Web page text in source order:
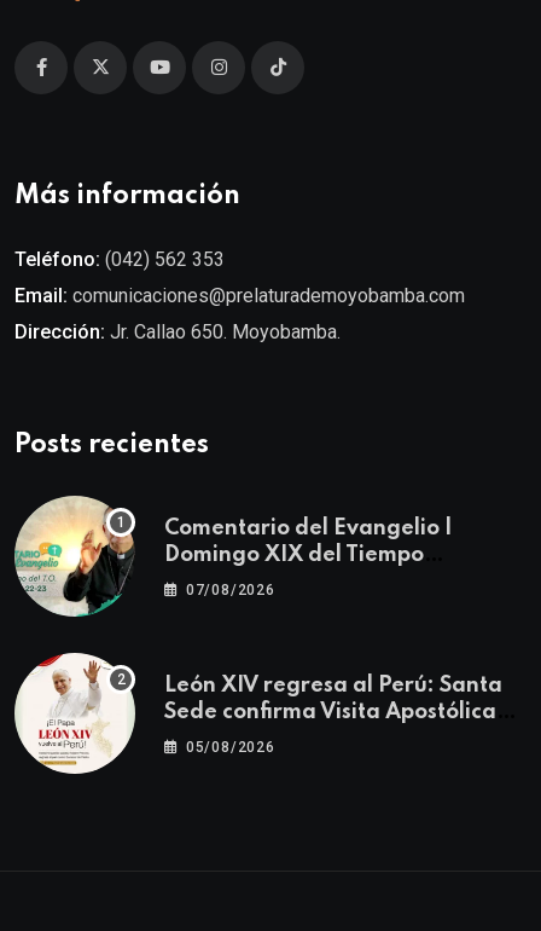
Más información
Teléfono: (042) 562 353
Email: comunicaciones@prelaturademoyobamba.com
Dirección: Jr. Callao 650. Moyobamba.
Posts recientes
Comentario del Evangelio |
Domingo XIX del Tiempo
Ordinario | Mateo 14, 22-23
07/08/2026
León XIV regresa al Perú: Santa
Sede confirma Visita Apostólica
del 11 al 17 de noviembre
05/08/2026